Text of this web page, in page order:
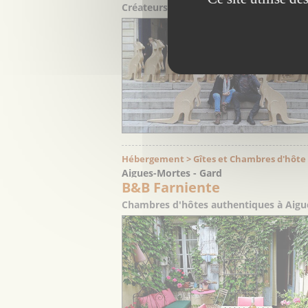
Créateurs de meubles et objets de
Hébergement > Gîtes et Chambres d'hôte
Aigues-Mortes - Gard
B&B Farniente
Chambres d'hôtes authentiques à